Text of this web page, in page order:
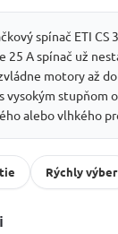
spínač ETI
25 A spínač už
motory až
vysokým stupňom
alebo vlhkého
Rýchly výber